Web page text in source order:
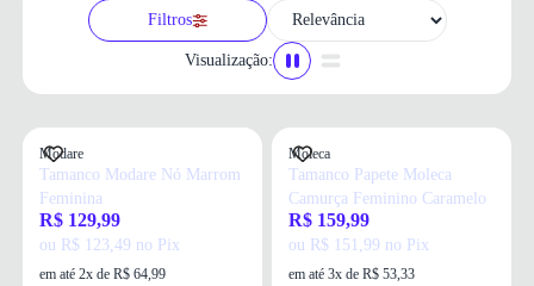
Filtros
Visualização:
Modare
Tamanco Modare Nó Marrom
Feminina
R$ 129,99
ou R$ 123,49 no Pix
em até 2x de R$ 64,99
Moleca
Tamanco Papete Moleca
Camurça Feminino Caramelo
R$ 159,99
ou R$ 151,99 no Pix
em até 3x de R$ 53,33